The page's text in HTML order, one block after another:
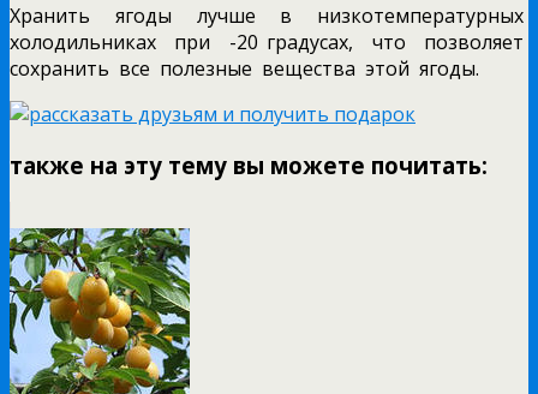
Хранить ягоды лучше в низкотемпературных
холодильниках при -20 градусах, что позволяет
сохранить все полезные вещества этой ягоды.
также на эту тему вы можете почитать: